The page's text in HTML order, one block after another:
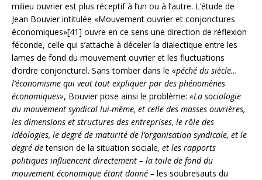
milieu ouvrier est plus réceptif à l’un ou à l’autre. L’étude de
Jean Bouvier intitulée «Mouvement ouvrier et conjonctures
économiques»[41] ouvre en ce sens une direction de réflexion
féconde, celle qui s’attache à déceler la dialectique entre les
lames de fond du mouvement ouvrier et les fluctuations
d’ordre conjoncturel. Sans tomber dans le «péché du siècle…
l’économisme qui veut tout expliquer par des phénomènes
économiques», Bouvier pose ainsi le problème: «La sociologie
du mouvement syndical lui-même, et celle des masses ouvrières,
les dimensions et structures des entreprises, le rôle des
idéologies, le degré de maturité de l’organisation syndicale, et le
degré detension de la situation sociale, et les rapports
politiques influencent directement – la toile de fond du
mouvement économique étant donné – les soubresauts du